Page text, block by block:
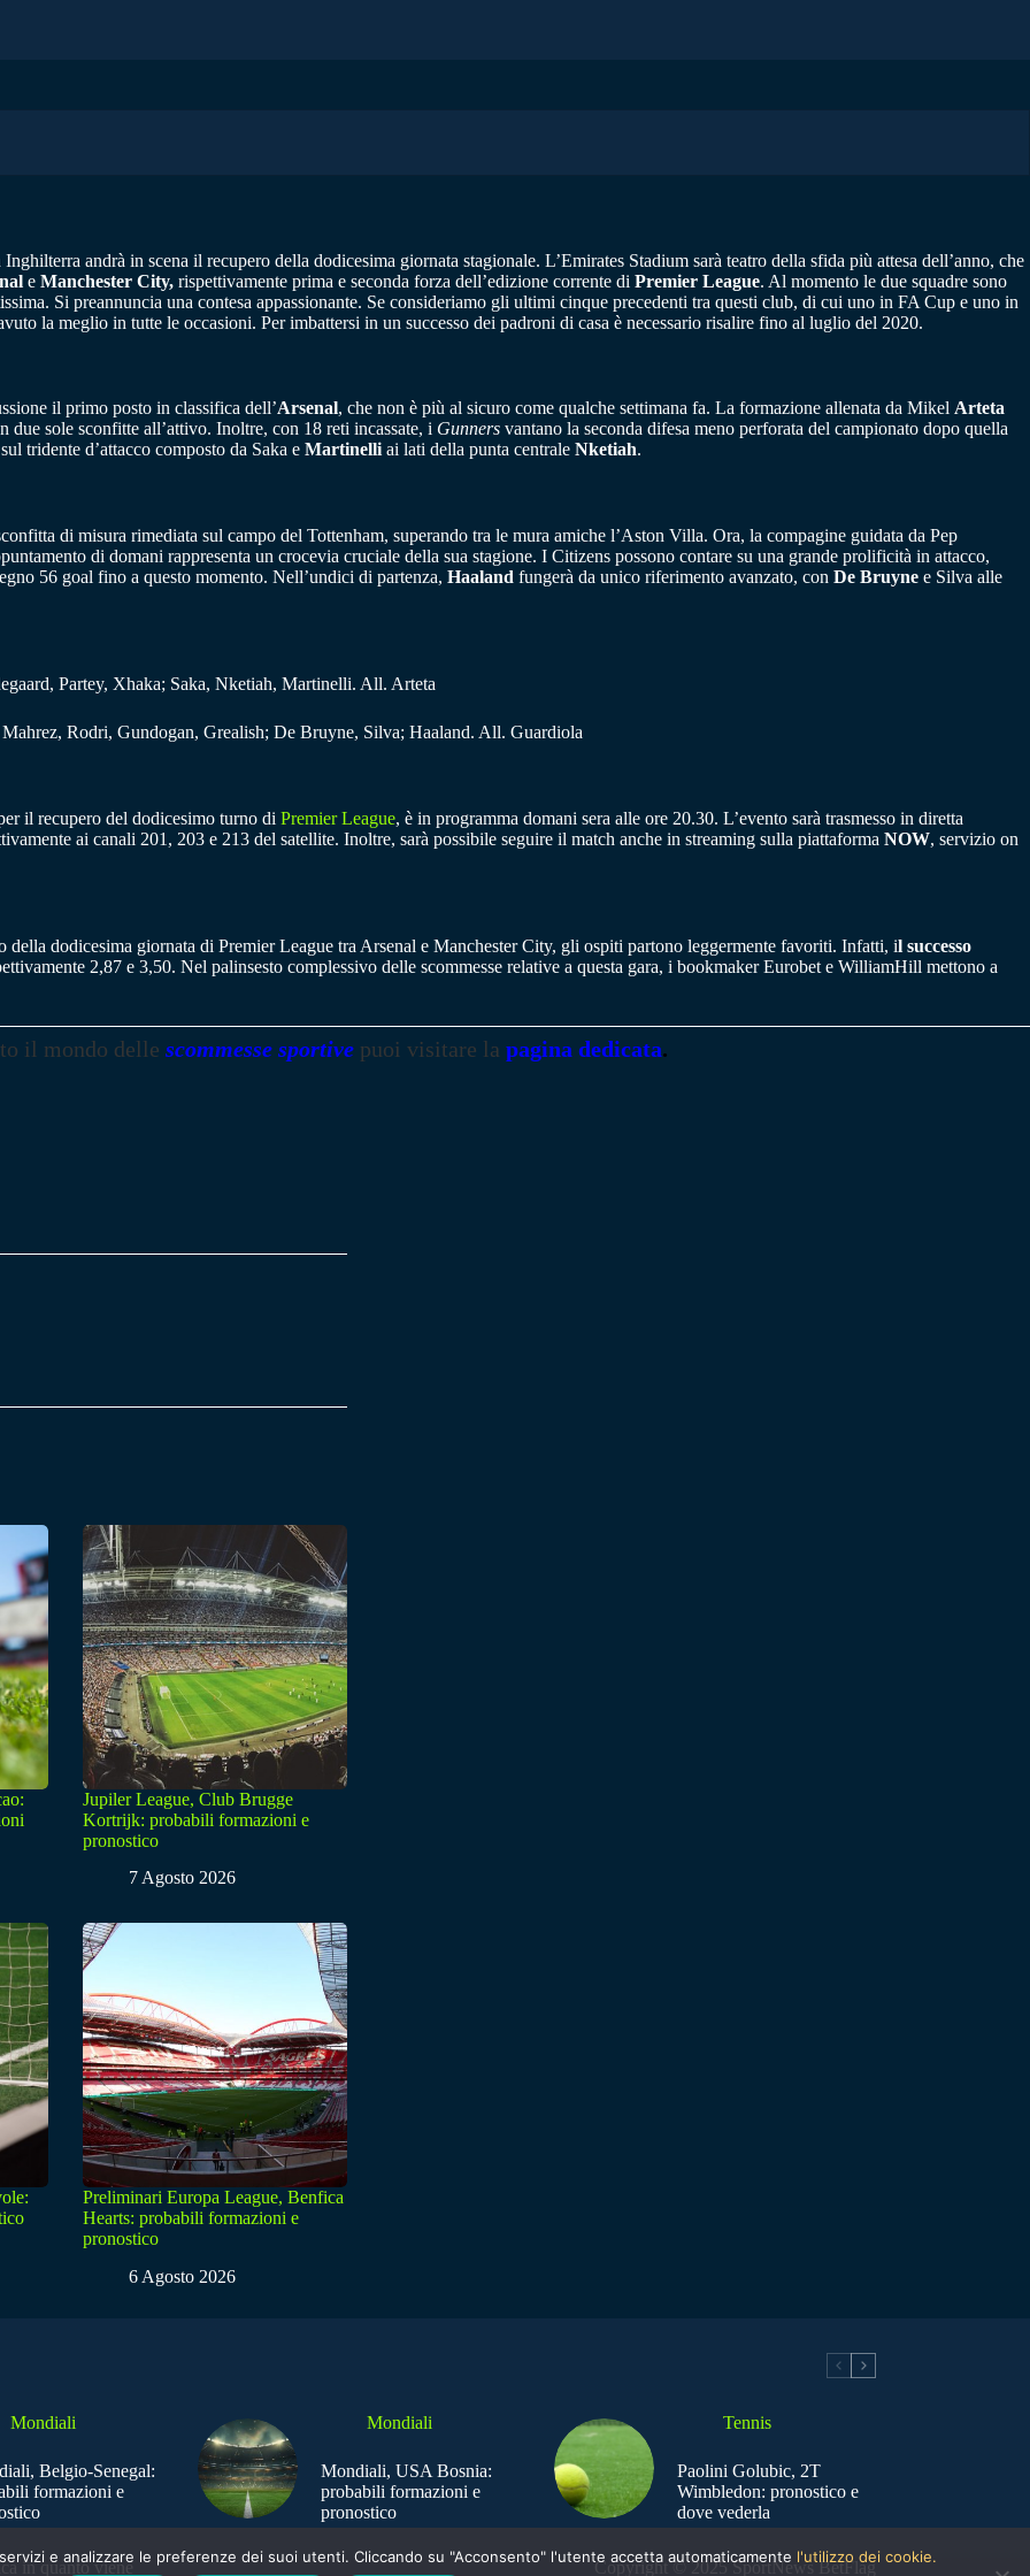
andrà in scena il recupero della dodicesima giornata stagionale. L’Emirates Stadium sarà teatro della sfida più attesa dell’anno, che
e Manchester City, rispettivamente prima e seconda forza dell’edizione corrente di Premier League. Al momento le due squadre sono
Si preannuncia una contesa appassionante. Se consideriamo gli ultimi cinque precedenti tra questi club, di cui uno in FA Cup e uno in
la meglio in tutte le occasioni. Per imbattersi in un successo dei padroni di casa è necessario risalire fino al luglio del 2020.
il primo posto in classifica dell’Arsenal, che non è più al sicuro come qualche settimana fa. La formazione allenata da Mikel Arteta
sole sconfitte all’attivo. Inoltre, con 18 reti incassate, i Gunners vantano la seconda difesa meno perforata del campionato dopo quella
tridente d’attacco composto da Saka e Martinelliai lati della punta centrale Nketiah.
di misura rimediata sul campo del Tottenham, superando tra le mura amiche l’Aston Villa. Ora, la compagine guidata da Pep
di domani rappresenta un crocevia cruciale della sua stagione. I Citizens possono contare su una grande prolificità in attacco,
56 goal fino a questo momento. Nell’undici di partenza, Haaland fungerà da unico riferimento avanzato, con De Bruyne e Silva alle
Partey, Xhaka; Saka, Nketiah, Martinelli. All. Arteta
Rodri, Gundogan, Grealish; De Bruyne, Silva; Haaland. All. Guardiola
il recupero del dodicesimo turno di Premier League, è in programma domani sera alle ore 20.30. L’evento sarà trasmesso in diretta
ai canali 201, 203 e 213 del satellite. Inoltre, sarà possibile seguire il match anche in streaming sulla piattaforma NOW, servizio on
della dodicesima giornata di Premier League tra Arsenal e Manchester City, gli ospiti partono leggermente favoriti. Infatti, il successo
2,87 e 3,50. Nel palinsesto complessivo delle scommesse relative a questa gara, i bookmaker Eurobet e WilliamHill mettono a
il mondo delle scommesse sportive puoi visitare la pagina dedicata.
Jupiler League, Club Brugge
Kortrijk: probabili formazioni e
pronostico
7 Agosto 2026
Preliminari Europa League, Benfica
Hearts: probabili formazioni e
pronostico
6 Agosto 2026
Mondiali
Belgio-Senegal:
formazioni e
Mondiali
Mondiali, USA Bosnia:
probabili formazioni e
pronostico
Tennis
Paolini Golubic, 2T
Wimbledon: pronostico e
dove vederla
in quanto viene Copyright © 2025 SportNews BetFlag
e analizzare le preferenze dei suoi utenti. Cliccando su "Acconsento" l'utente accetta automaticamente l'utilizzo dei cookie.